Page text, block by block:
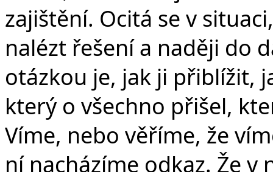
zajištění. Ocitá se v
nalézt řešení a naději do
otázkou je, jak ji přiblížit,
který o všechno přišel,
Víme, nebo věříme, že
ní nacházíme odkaz. Že v